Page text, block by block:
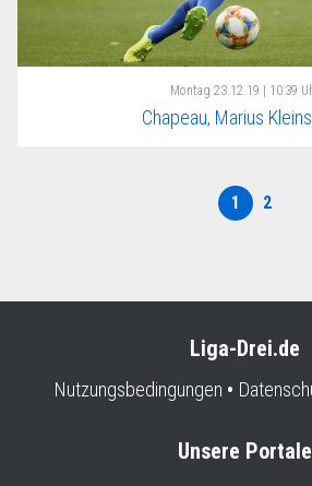
Montag 23.12.19 | 10:39
Chapeau, Marius
1 2
Liga-Drei.de
Nutzungsbedingungen
Unsere Portale